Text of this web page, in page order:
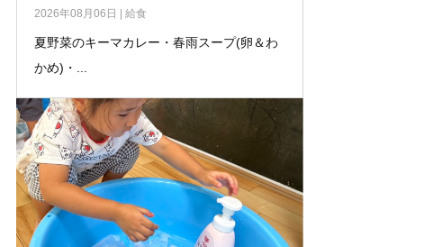
2026年08月06日 給食
夏野菜のキーマカレー・春雨スープ(卵＆わ
かめ)・...